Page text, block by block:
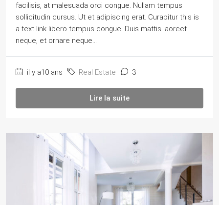
facilisis, at malesuada orci congue. Nullam tempus
sollicitudin cursus. Ut et adipiscing erat. Curabitur this is
a text link libero tempus congue. Duis mattis laoreet
neque, et ornare neque...
il y a10 ans Real Estate 3
Lire la suite